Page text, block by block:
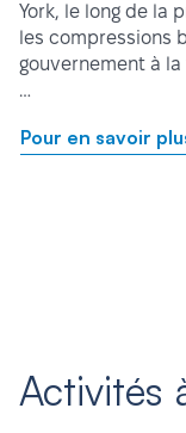
York, le long de la
les compressions
gouvernement à
…
Pour en savoir
Activités